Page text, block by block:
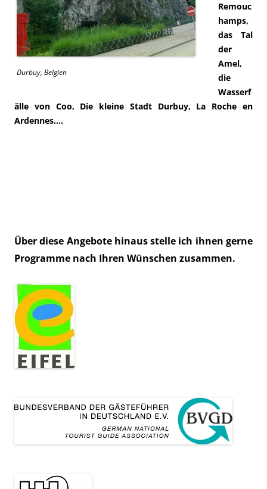
Durbuy, Belgien
Remouc
hamps,
das Tal
der
Amel,
die
Wasserf
älle von Coo, Die kleine Stadt Durbuy, La Roche en
Ardennes….
Über diese Angebote hinaus stelle ich ihnen gerne
Programme nach Ihren Wünschen zusammen.